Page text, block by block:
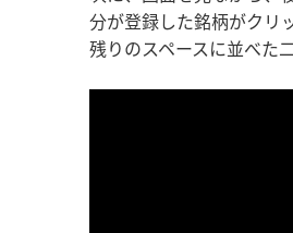
分が登録した銘柄がクリ
残りのスペースに並べた